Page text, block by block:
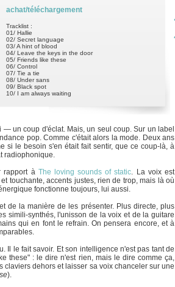
achat/téléchargement
Tracklist :
01/ Hallie
02/ Secret language
03/ A hint of blood
04/ Leave the keys in the door
05/ Friends like these
06/ Control
07/ Tie a tie
08/ Under sans
09/ Black spot
10/ I am always waiting
un coup d'éclat. Mais, un seul coup. Sur un label
pop. Comme c'était alors la mode. Deux ans
si le besoin s'en était fait sentir, que ce coup-là, à
radiophonique.
rapport à The loving sounds of static. La voix est
touchante, accents justes, rien de trop, mais là où
fonctionne toujours, lui aussi.
de la manière de les présenter. Plus directe, plus
simili-synthés, l'unisson de la voix et de la guitare
qui en font le refrain. On pensera encore, et à
Il le fait savoir. Et son intelligence n'est pas tant de
these" : le dire n'est rien, mais le dire comme ça,
dehors et laisser sa voix chanceler sur une
).